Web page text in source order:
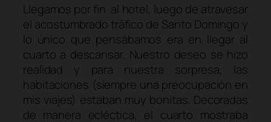
Llegamos por fin al hotel, luego de atravesar
el acostumbrado tráfico de Santo Domingo y
lo único que pensábamos era en llegar al
cuarto a descansar. Nuestro deseo se hizo
realidad y para nuestra sorpresa, las
habitaciones (siempre una preocupación en
mis viajes) estaban muy bonitas. Decoradas
de manera ecléctica, el cuarto mostraba